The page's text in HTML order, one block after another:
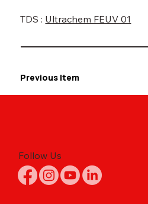
TDS : Ultrachem FEUV 01
Previous Item
Follow Us